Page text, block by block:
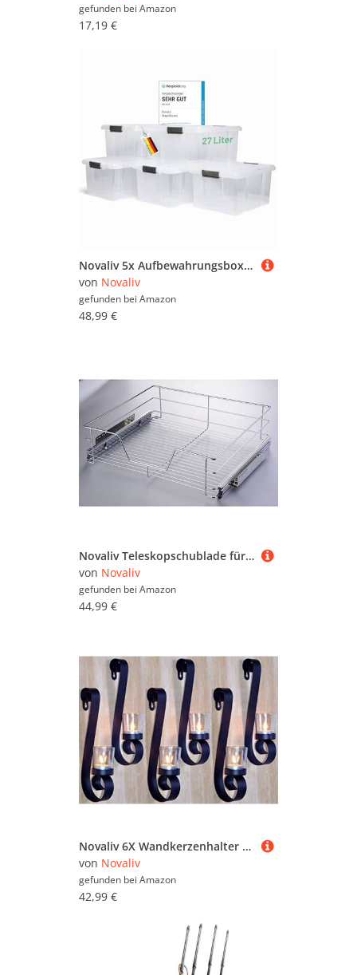
gefunden bei Amazon
17,19 €
Novaliv 5x Aufbewahrungsboxen mit Deckel 27L transparente Nestbar stapelbare Storage boxes mit Clipverschluss Kunststoffbox BPA-frei 46,5x36,5x24 cm
von Novaliv
gefunden bei Amazon
48,99 €
Novaliv Teleskopschublade für Küchen 49x44x14cm Nachrüstbare Lösung für mehr Komfort und Organisation - aus Stahl - Teleskopauszug Schubladen Nachrüsten Küche Küchenschubladen Sockelschublade
von Novaliv
gefunden bei Amazon
44,99 €
Novaliv 6X Wandkerzenhalter aus Metall mit Glas 9 x 5,5 x 28 cm Schwarz Kerzenhalter Teelichterhalter Wohnzimmer Dekoration Wanddeko Kerzen Vintage Deko Teelicht Wandhalter
von Novaliv
gefunden bei Amazon
42,99 €